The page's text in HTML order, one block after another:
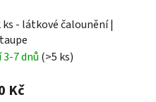
- látkové čalounění |
7 dnů (>5 ks)
Kč